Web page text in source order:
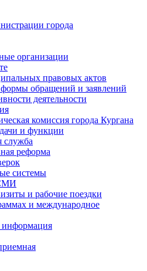
города
организации
правовых актов
обращений и заявлений
деятельности
комиссия города Кургана
и функции
служба
реформа
системы
и рабочие поездки
и международное
информация